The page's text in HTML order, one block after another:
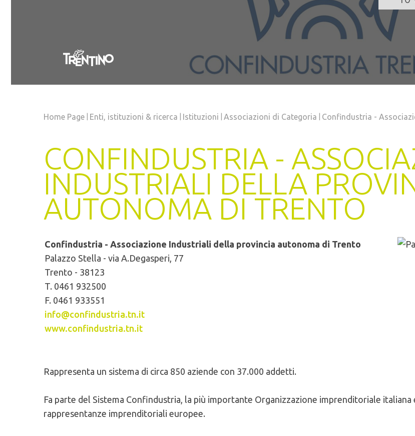
Home Page Enti, istituzioni & ricerca Istituzioni Associazioni di Categoria Confindustria -
CONFINDUSTRIA -
INDUSTRIALI DELLA
AUTONOMA DI TRENTO
Confindustria - Associazione Industriali della provincia autonoma di Trento
Palazzo Stella - via A.Degasperi, 77
Trento - 38123
T. 0461 932500
F. 0461 933551
info@confindustria.tn.it
www.confindustria.tn.it
Rappresenta un sistema di circa 850 aziende con 37.000 addetti.
Fa parte del Sistema Confindustria, la più importante Organizzazione imprenditoriale
rappresentanze imprenditoriali europee.